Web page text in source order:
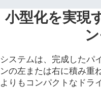
小型化を実現
システムは、完成したパ
ンの左または右に積み重
よりもコンパクトなドラ